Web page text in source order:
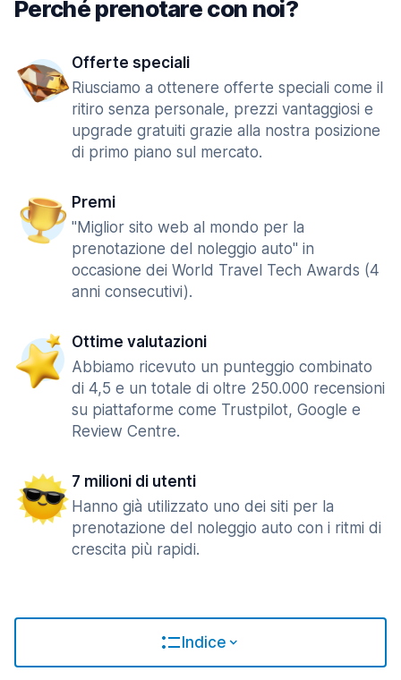
Perché prenotare con noi?
Offerte speciali
Riusciamo a ottenere offerte speciali come il
ritiro senza personale, prezzi vantaggiosi e
upgrade gratuiti grazie alla nostra posizione
di primo piano sul mercato.
Premi
"Miglior sito web al mondo per la
prenotazione del noleggio auto" in
occasione dei World Travel Tech Awards (4
anni consecutivi).
Ottime valutazioni
Abbiamo ricevuto un punteggio combinato
di 4,5 e un totale di oltre 250.000 recensioni
su piattaforme come Trustpilot, Google e
Review Centre.
7 milioni di utenti
Hanno già utilizzato uno dei siti per la
prenotazione del noleggio auto con i ritmi di
crescita più rapidi.
Indice